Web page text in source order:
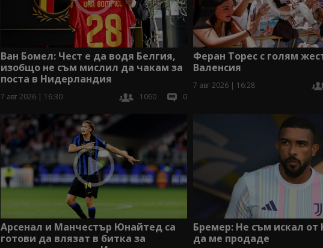
Ван Бомел: Чест е да водя Белгия,
изобщо не съм мислил да чакам за
поста в Нидерландия
7 авг 2026 | 16:30 1060 0
Феран Торес с голям
Валенсия
7 авг 2026 | 16:28
Арсенал и Манчестър Юнайтед са
готови да влязат в битка за
Бремер: Не съм искал от
да ме продаде